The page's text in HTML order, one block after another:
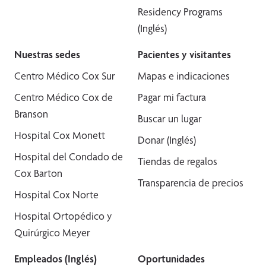
Residency Programs
(Inglés)
Nuestras sedes
Centro Médico Cox Sur
Centro Médico Cox de
Branson
Hospital Cox Monett
Hospital del Condado de
Cox Barton
Hospital Cox Norte
Hospital Ortopédico y
Quirúrgico Meyer
Pacientes y visitantes
Mapas e indicaciones
Pagar mi factura
Buscar un lugar
Donar (Inglés)
Tiendas de regalos
Transparencia de precios
Empleados (Inglés)
Oportunidades